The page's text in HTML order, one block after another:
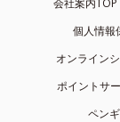
個人情報
オンライン
ポイントサ
ペン